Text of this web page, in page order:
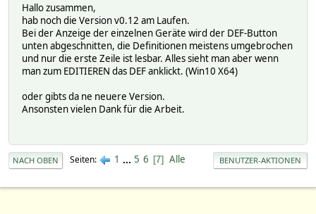
Hallo zusammen,
hab noch die Version v0.12 am Laufen.
Bei der Anzeige der einzelnen Geräte wird der DEF-Button
unten abgeschnitten, die Definitionen meistens umgebrochen
und nur die erste Zeile ist lesbar. Alles sieht man aber wenn
man zum EDITIEREN das DEF anklickt. (Win10 X64)
oder gibts da ne neuere Version.
Ansonsten vielen Dank für die Arbeit.
NACH OBEN Seiten 1 ... 5 6 7 Alle BENUTZER-AKTIONEN